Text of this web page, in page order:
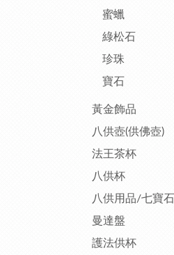
蜜蠟
綠松石
珍珠
寶石
黃金飾品
八供壺(供佛壺)
法王茶杯
八供杯
八供用品/七寶石
曼達盤
護法供杯